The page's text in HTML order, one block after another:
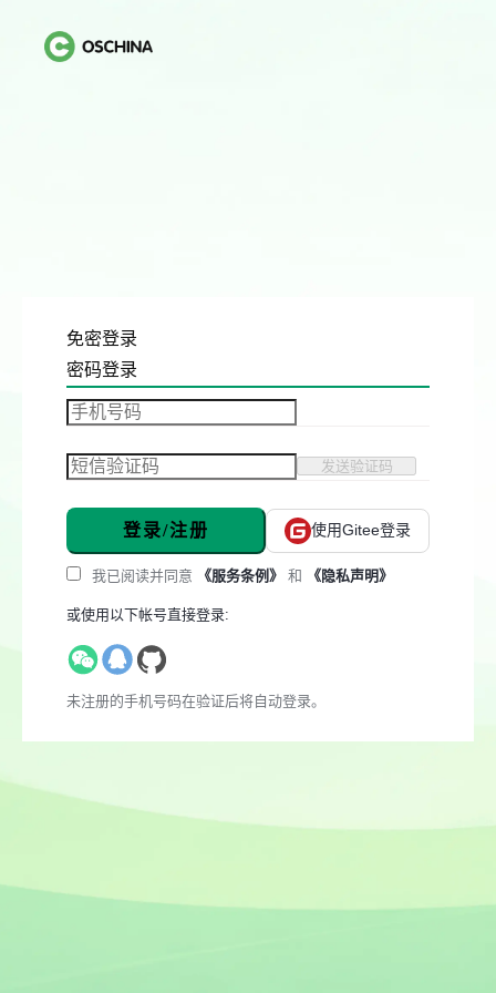
免密登录
密码登录
发送验证码
登录/注册 使用Gitee登录
我已阅读并同意 《服务条例》 和 《隐私声明》
或使用以下帐号直接登录:
未注册的手机号码在验证后将自动登录。